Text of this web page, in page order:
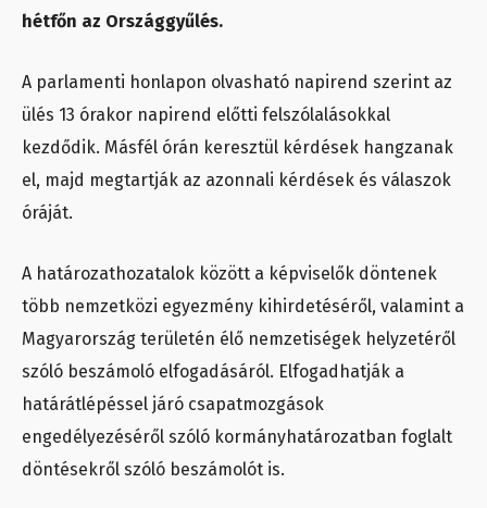
hétfőn az Országgyűlés.
A parlamenti honlapon olvasható napirend szerint az
ülés 13 órakor napirend előtti felszólalásokkal
kezdődik. Másfél órán keresztül kérdések hangzanak
el, majd megtartják az azonnali kérdések és válaszok
óráját.
A határozathozatalok között a képviselők döntenek
több nemzetközi egyezmény kihirdetéséről, valamint a
Magyarország területén élő nemzetiségek helyzetéről
szóló beszámoló elfogadásáról. Elfogadhatják a
határátlépéssel járó csapatmozgások
engedélyezéséről szóló kormányhatározatban foglalt
döntésekről szóló beszámolót is.